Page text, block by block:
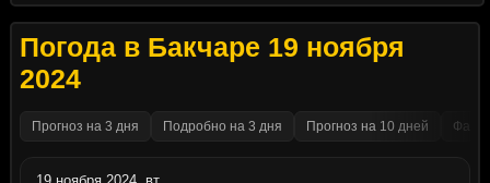
Погода в Бакчаре 19 ноября
2024
Прогноз на 3 дня Подробно на 3 дня Прогноз на 10 дней